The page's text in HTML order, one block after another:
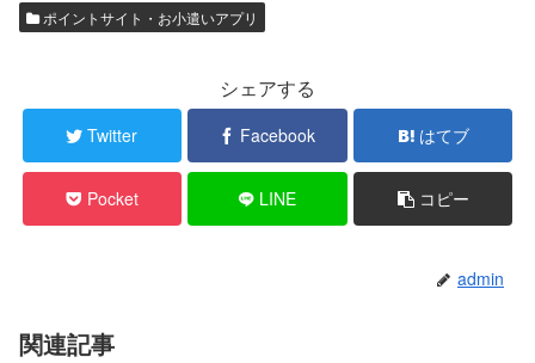
ポイントサイト・お小遣いアプリ
シェアする
Twitter Facebook はてブ
Pocket LINE コピー
admin
関連記事